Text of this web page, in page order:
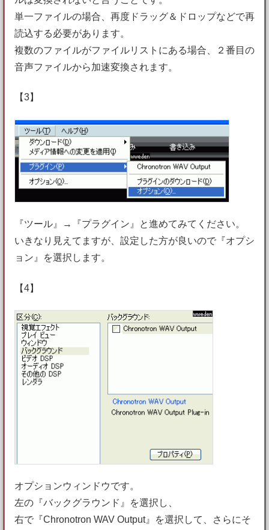
単一ファイルの場合、再度ドラッグ＆ドロップなどで再
読込する必要があります。
複数のファイルがファイルリストにある場合、２番目の
音声ファイルから加速変換されます。
【3】
『ツール』→『プラグイン』と進めてみてください。
いきなり見えてますが、設定した方が良いので『オプシ
ョン』を選択します。
【4】
オプションウィンドウです。
左の『バックグラウンド』を選択し、
右で『Chronotron WAV Output』を選択して、さらにそ